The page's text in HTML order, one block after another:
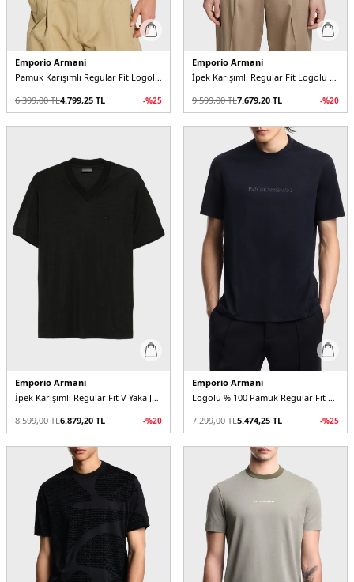
Emporio Armani
Pamuk Karışımlı Regular Fit Logolu Bisiklet Yaka Erkek T Shirt
6.399,00TL4.799,25 TL -%25
Emporio Armani
İpek Karışımlı Regular Fit Logolu Bisiklet Yaka Erkek T Shirt
9.599,00TL7.679,20 TL -%20
Emporio Armani
İpek Karışımlı Regular Fit V Yaka Jarse Erkek T Shirt
8.599,00TL6.879,20 TL -%20
Emporio Armani
Logolu % 100 Pamuk Regular Fit Bisiklet Yaka Erkek T Shirt
7.299,00TL5.474,25 TL -%25